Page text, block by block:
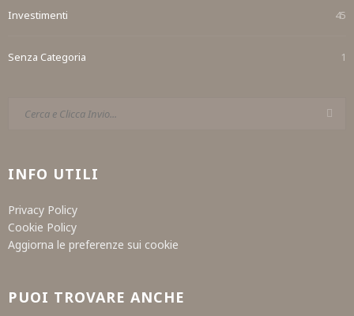
Investimenti 45
Senza Categoria 1
INFO UTILI
Privacy Policy
Cookie Policy
Aggiorna le preferenze sui cookie
PUOI TROVARE ANCHE